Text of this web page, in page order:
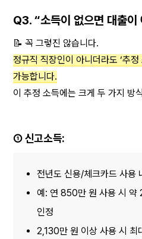
Q3. “소득이 없으면 대출이
📝 꼭 그렇진 않습니다.
정규직 직장인이 아니더라도 ‘추정
가능합니다.
이 추정 소득에는 크게 두 가지 방
① 신고소득:
전년도 신용/체크카드 사용
예: 연 850만 원 사용 시 약
인정
2,130만 원 이상 사용 시